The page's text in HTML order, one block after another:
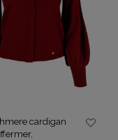
cardigan